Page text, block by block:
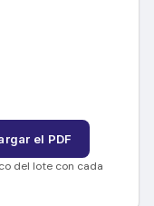
el PDF
del lote con cada